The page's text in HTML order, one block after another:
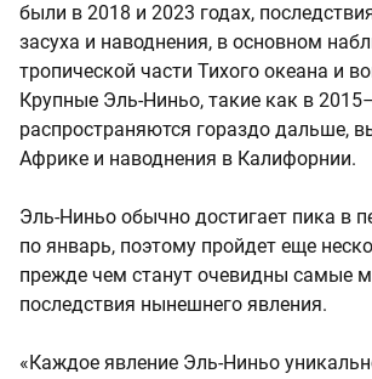
были в 2018 и 2023 годах,
засуха и наводнения, в основном
тропической части Тихого океана и
Крупные Эль-Ниньо, такие как в
распространяются гораздо дальше,
Африке и наводнения в Калифорнии.
Эль-Ниньо обычно достигает пика в
по январь, поэтому пройдет еще
прежде чем станут очевидны самые
последствия нынешнего явления.
«Каждое явление Эль-Ниньо